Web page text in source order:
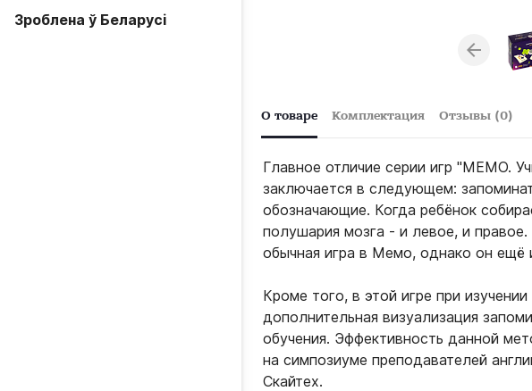
Зроблена ў Беларусi
О товаре Комплектация Отзывы (0)
Главное отличие серии игр "МЕМО.
заключается в следующем:
обозначающие. Когда ребёнок
полушария мозга - и левое, и
обычная игра в Мемо, однако он ещё
Кроме того, в этой игре при
дополнительная визуализация
обучения. Эффективность данной
на симпозиуме преподавателей
Скайтех.